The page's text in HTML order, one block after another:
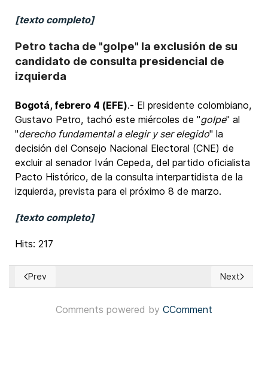
[texto completo]
Petro tacha de "golpe" la exclusión de su
candidato de consulta presidencial de
izquierda
Bogotá, febrero 4 (EFE).- El presidente colombiano,
Gustavo Petro, tachó este miércoles de "golpe" al
"derecho fundamental a elegir y ser elegido" la
decisión del Consejo Nacional Electoral (CNE) de
excluir al senador Iván Cepeda, del partido oficialista
Pacto Histórico, de la consulta interpartidista de la
izquierda, prevista para el próximo 8 de marzo.
[texto completo]
Hits: 217
Previous article: Japón: Primera ministra Sanae Takaichi
Prev Next
Next
Comments powered by CComment